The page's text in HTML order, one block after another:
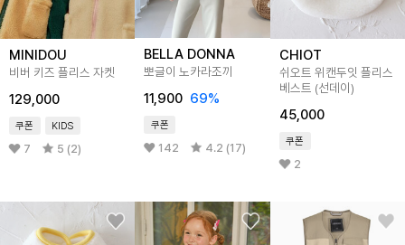
MINIDOU
비버 키즈 플리스 자켓
129,000
쿠폰 KIDS
7 5 (2)
BELLA DONNA
뽀글이 노카라조끼
11,900 69%
쿠폰
142 4.2 (17)
CHIOT
쉬오트 위캔두잇 플리스
베스트 (선데이)
45,000
쿠폰
2